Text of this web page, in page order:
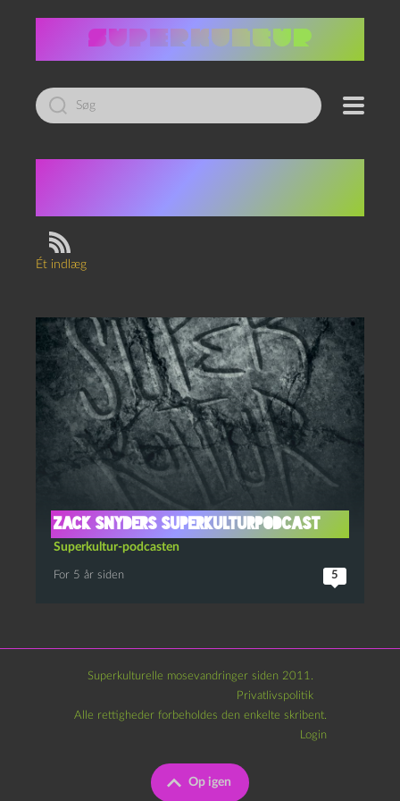
Led
efter:
Ét indlæg
Zack Snyders Superkulturpodcast
Superkultur-podcasten
For 5 år siden 5
Superkulturelle mosevandringer siden 2011.
Privatlivspolitik
Op igen
Alle rettigheder forbeholdes den enkelte skribent.
Login